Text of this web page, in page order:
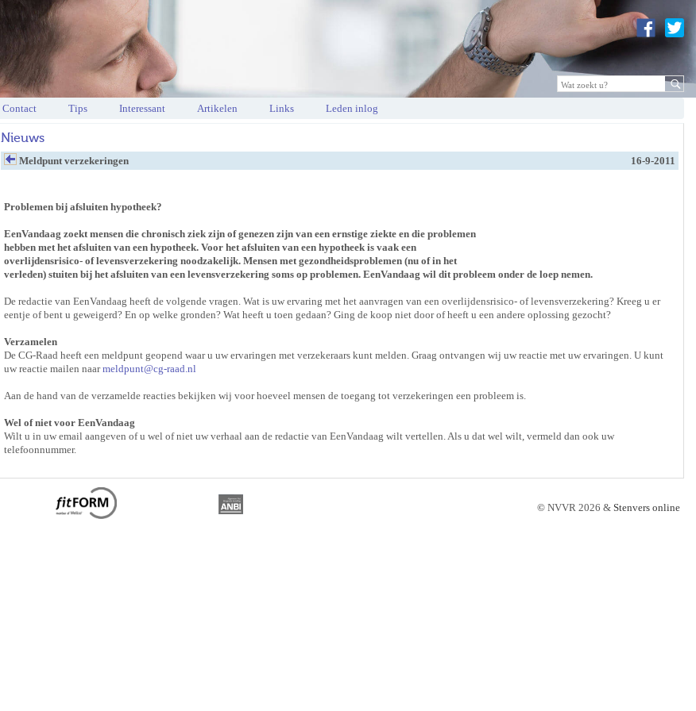
Contact Tips Interessant Artikelen Links Leden inlog
Nieuws
Meldpunt verzekeringen 16-9-2011
Problemen bij afsluiten hypotheek?
EenVandaag zoekt mensen die chronisch ziek zijn of genezen zijn van een ernstige ziekte en die problemen
hebben met het afsluiten van een hypotheek. Voor het afsluiten van een hypotheek is vaak een
overlijdensrisico- of levensverzekering noodzakelijk. Mensen met gezondheidsproblemen (nu of in het
verleden) stuiten bij het afsluiten van een levensverzekering soms op problemen. EenVandaag wil dit probleem onder de loep nemen.
De redactie van EenVandaag heeft de volgende vragen. Wat is uw ervaring met het aanvragen van een overlijdensrisico- of levensverzekering? Kreeg u er
eentje of bent u geweigerd? En op welke gronden? Wat heeft u toen gedaan? Ging de koop niet door of heeft u een andere oplossing gezocht?
Verzamelen
De CG-Raad heeft een meldpunt geopend waar u uw ervaringen met verzekeraars kunt melden. Graag ontvangen wij uw reactie met uw ervaringen. U kunt
uw reactie mailen naarmeldpunt@cg-raad.nl
Aan de hand van de verzamelde reacties bekijken wij voor hoeveel mensen de toegang tot verzekeringen een probleem is.
Wel of niet voor EenVandaag
Wilt u in uw email aangeven of u wel of niet uw verhaal aan de redactie van EenVandaag wilt vertellen. Als u dat wel wilt, vermeld dan ook uw
telefoonnummer.
© NVVR 2026 & Stenvers online